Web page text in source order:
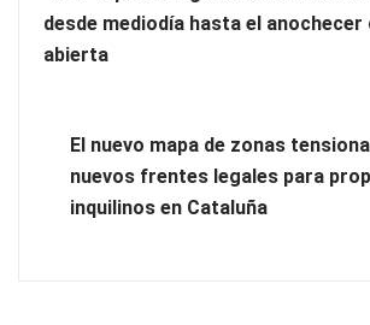
desde mediodía hasta el anochecer
abierta
El nuevo mapa de zonas
nuevos frentes legales para
inquilinos en Cataluña